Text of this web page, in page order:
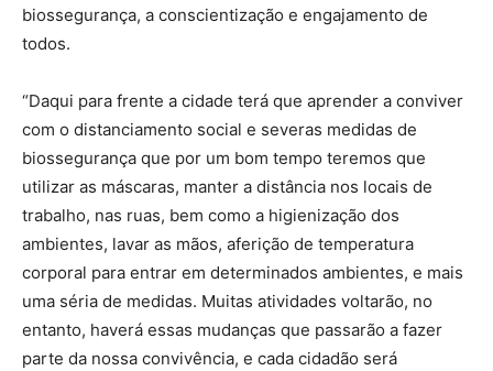
biossegurança, a conscientização e engajamento de
todos.
“Daqui para frente a cidade terá que aprender a conviver
com o distanciamento social e severas medidas de
biossegurança que por um bom tempo teremos que
utilizar as máscaras, manter a distância nos locais de
trabalho, nas ruas, bem como a higienização dos
ambientes, lavar as mãos, aferição de temperatura
corporal para entrar em determinados ambientes, e mais
uma séria de medidas. Muitas atividades voltarão, no
entanto, haverá essas mudanças que passarão a fazer
parte da nossa convivência, e cada cidadão será